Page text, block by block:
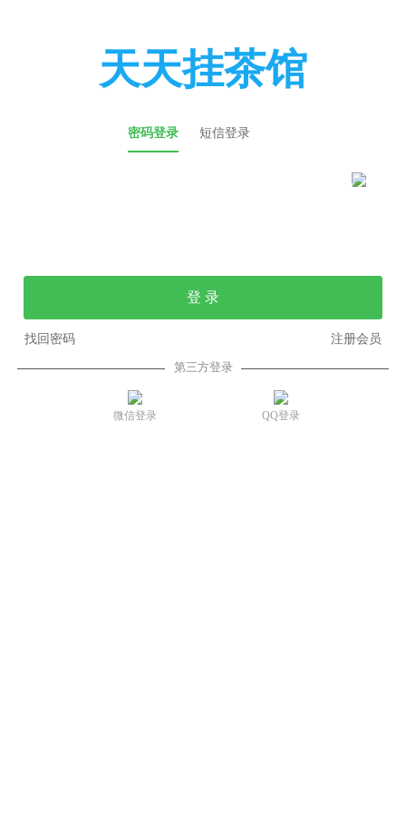
天天挂茶馆
密码登录 短信登录
登 录
注册会员
找回密码
第三方登录
微信登录 QQ登录